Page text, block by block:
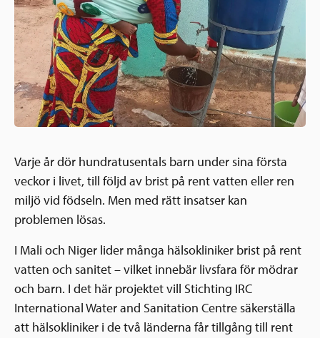
Varje år dör hundratusentals barn under sina första
veckor i livet, till följd av brist på rent vatten eller ren
miljö vid födseln. Men med rätt insatser kan
problemen lösas.
I Mali och Niger lider många hälsokliniker brist på rent
vatten och sanitet – vilket innebär livsfara för mödrar
och barn. I det här projektet vill Stichting IRC
International Water and Sanitation Centre säkerställa
att hälsokliniker i de två länderna får tillgång till rent